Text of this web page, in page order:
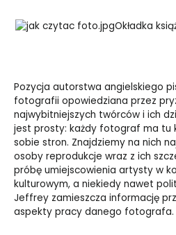
Okładka
Pozycja autorstwa angielskiego
fotografii opowiedziana przez
najwybitniejszych twórców i ich
jest prosty: każdy fotograf ma tu
sobie stron. Znajdziemy na nich
osoby reprodukcje wraz z ich
próbę umiejscowienia artysty w
kulturowym, a niekiedy nawet
Jeffrey zamieszcza informację
aspekty pracy danego fotografa.